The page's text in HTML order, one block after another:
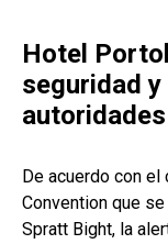
Hotel
seguridad
De acuerdo con
Convention que
Spratt Bight, la